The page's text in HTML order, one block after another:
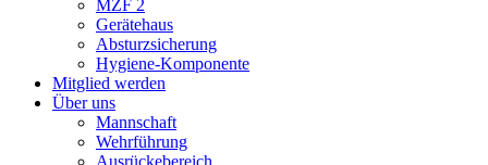
MZF 2
Gerätehaus
Absturzsicherung
Hygiene-Komponente
Mitglied werden
Über uns
Mannschaft
Wehrführung
Ausrückebereich